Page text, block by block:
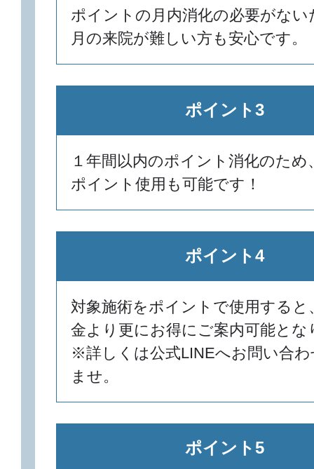
ポイントの月内消化の必要がない
月の来院が難しい方も安心です。
ポイント3
１年間以内のポイント消化のため
ポイント使用も可能です！
ポイント4
対象施術をポイントで使用すると
金より更にお得にご案内可能とな
※詳しくは公式LINEへお問い合
ませ。
ポイント5